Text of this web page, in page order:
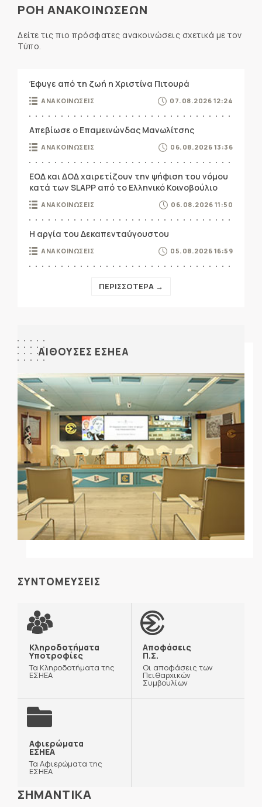
ΡΟΗ ΑΝΑΚΟΙΝΩΣΕΩΝ
Δείτε τις πιο πρόσφατες ανακοινώσεις σχετικά με τον
Τύπο.
Έφυγε από τη ζωή η Χριστίνα Πιτουρά
ΑΝΑΚΟΙΝΩΣΕΙΣ 07.08.2026 12:24
Απεβίωσε ο Επαμεινώνδας Μανωλίτσης
ΑΝΑΚΟΙΝΩΣΕΙΣ 06.08.2026 13:36
ΕΟΔ και ΔΟΔ χαιρετίζουν την ψήφιση του νόμου
κατά των SLAPP από το Ελληνικό Κοινοβούλιο
ΑΝΑΚΟΙΝΩΣΕΙΣ 06.08.2026 11:50
Η αργία του Δεκαπενταύγουστου
ΑΝΑΚΟΙΝΩΣΕΙΣ 05.08.2026 16:59
ΠΕΡΙΣΣΟΤΕΡΑ →
ΑΙΘΟΥΣΕΣ ΕΣΗΕΑ
ΣΥΝΤΟΜΕΥΣΕΙΣ
Κληροδοτήματα
Υποτροφίες
Τα Κληροδοτήματα της
ΕΣΗΕΑ
Αποφάσεις
Π.Σ.
Οι αποφάσεις των
Πειθαρχικών
Συμβουλίων
Αφιερώματα
ΕΣΗΕΑ
Τα Αφιερώματα της
ΕΣΗΕΑ
ΣΗΜΑΝΤΙΚΑ